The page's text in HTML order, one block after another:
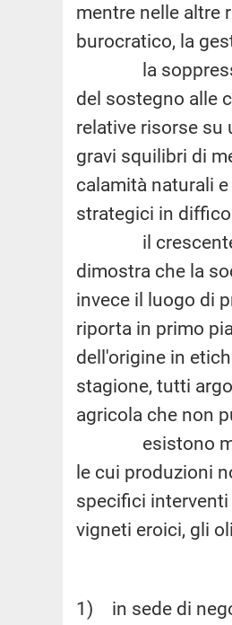
mentre nelle altre
burocratico, la
la
del sostegno alle
relative risorse su
gravi squilibri di
calamità naturali
strategici in
il crescente
dimostra che la
invece il luogo di
riporta in primo
dell'origine in
stagione, tutti
agricola che non
esistono
le cui produzioni
specifici
vigneti eroici, gli
1) in sede di